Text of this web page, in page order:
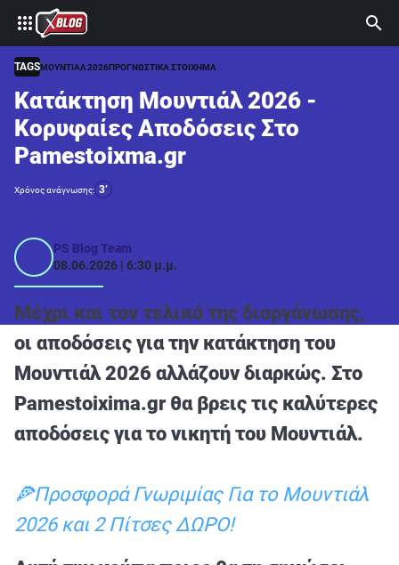
⚽ ΜΟΥΝΤΙΑΛ 2026
ΣΤΟΙΧΗΜΑ
CASINO
ΠΡΟΓΝΩΣΤΙΚΑ ΤIPSTERS
ΠΡΟΓΝΩΣΤΙΚΑ ΚΑΤΗΓΟΡΙΕΣ
ΔΙΑΓΩΝΙΣΜΟΙ
TSILI LEAGUE
RETRO
BLOGS
QUIZ
ΑΘΛΗΤΙΚΑ
ΣΥΝΕΝΤΕΥΞΕΙΣ
Εξυπηρέτηση Πελατών
TAGSΜΟΥΝΤΙΑΛ 2026ΠΡΟΓΝΩΣΤΙΚΑ ΣΤΟΙΧΗΜΑ
Κατάκτηση Μουντιάλ 2026 -
Κορυφαίες Αποδόσεις Στο
Pamestoixma.gr
Χρόνος ανάγνωσης: 3’
PS Blog Team
08.06.2026 | 6:30 μ.μ.
Μέχρι και τον τελικό της διοργάνωσης,
οι αποδόσεις για την κατάκτηση του
Μουντιάλ 2026 αλλάζουν διαρκώς. Στο
Pamestoixima.gr θα βρεις τις καλύτερες
αποδόσεις για το νικητή του Μουντιάλ.
🍕Προσφορά Γνωριμίας Για το Μουντιάλ
2026 και 2 Πίτσες ΔΩΡΟ!